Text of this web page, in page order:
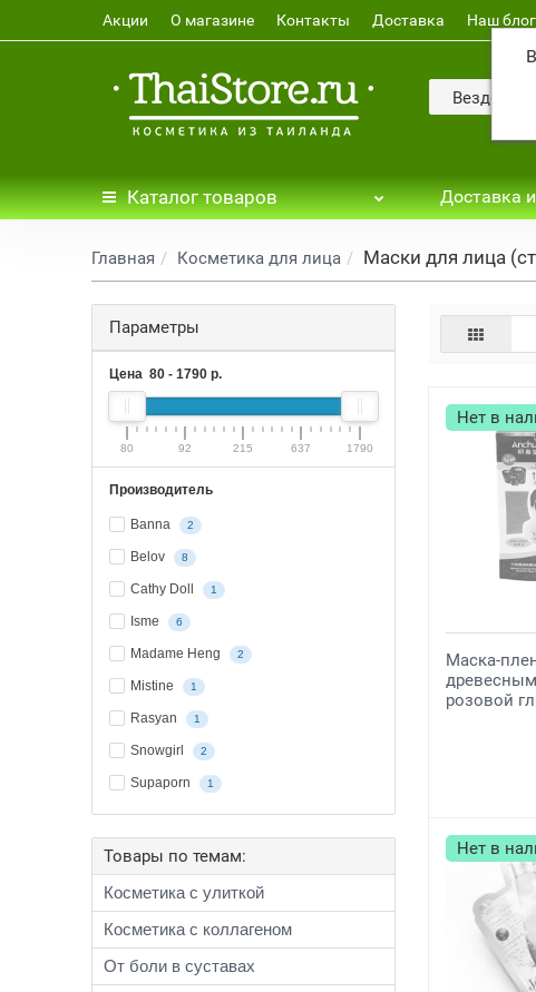
Акции О магазине Контакты Доставка Наш блог
Везде
Каталогтоваров Доставка
Главная Косметика для лица Маски для лица
Параметры
Цена80 -1790 р.
80 92 215 637 1790
Производитель
Banna 2
Belov 8
Cathy Doll 1
Isme 6
Madame Heng 2
Mistine 1
Rasyan 1
Snowgirl 2
Supaporn 1
Товары по темам:
Косметика с улиткой
Косметика с коллагеном
От боли в суставах
Нет в
Маска-
розовой
Нет в